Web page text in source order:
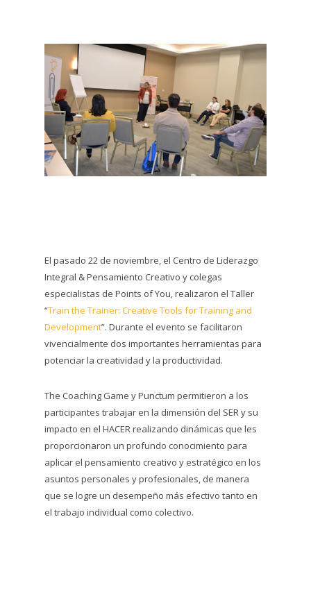
El pasado 22 de noviembre, el Centro de Liderazgo
Integral & Pensamiento Creativo y colegas
especialistas de Points of You, realizaron el Taller
“Train the Trainer: Creative Tools for Training and
Development”. Durante el evento se facilitaron
vivencialmente dos importantes herramientas para
potenciar la creatividad y la productividad.
The Coaching Game y Punctum permitieron a los
participantes trabajar en la dimensión del SER y su
impacto en el HACER realizando dinámicas que les
proporcionaron un profundo conocimiento para
aplicar el pensamiento creativo y estratégico en los
asuntos personales y profesionales, de manera
que se logre un desempeño más efectivo tanto en
el trabajo individual como colectivo.